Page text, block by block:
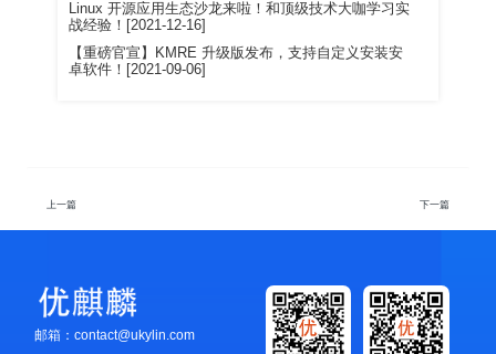
Linux 开源应用生态沙龙来啦！和顶级技术大咖学习实
战经验！[2021-12-16]
【重磅官宣】KMRE 升级版发布，支持自定义安装安
卓软件！[2021-09-06]
上一篇 下一篇
邮箱：contact@ukylin.com